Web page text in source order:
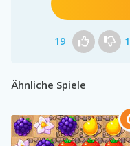
19 1
Ähnliche Spiele